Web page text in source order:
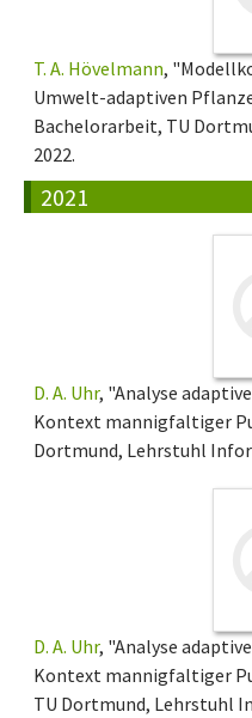
T. A. Hövelmann,
Umwelt-adaptiven
Bachelorarbeit, TU
2022.
2021
D. A. Uhr, "Analyse
Kontext mannigfaltiger
Dortmund, Lehrstuhl
D. A. Uhr, "Analyse
Kontext mannigfaltiger
TU Dortmund, Lehrstuhl